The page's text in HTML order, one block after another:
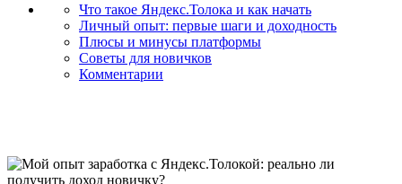
Что такое Яндекс.Толока и как начать
Личный опыт: первые шаги и доходность
Плюсы и минусы платформы
Советы для новичков
Комментарии